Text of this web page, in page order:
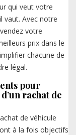
qui veut votre
vaut. Avec notre
votre
prix dans le
chacune de
légal.
pour
rachat de
de véhicule
à la fois objectifs